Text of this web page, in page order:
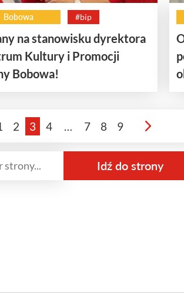
Bobowa #bip
na stanowisku dyrektora
Kultury i Promocji
Bobowa!
2 3 4 … 7 8 9